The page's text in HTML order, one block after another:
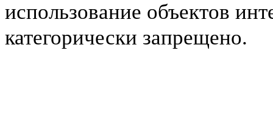
использование объектов
категорически запрещено.